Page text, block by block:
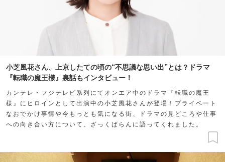
小芝風花さん、上京したての頃の“不思議な思い出”とは？ドラマ
『転職の魔王様』裏話もインタビュー！
カンテレ・フジテレビ系列にてオンエア中のドラマ『転職の魔王
様』にヒロインとして出演中の小芝風花さんが登場！プライベート
なおでかけ事情や今もっとも気になる街、ドラマの見どころや仕事
への向き合い方について、ざっくばらんに語ってくれました。